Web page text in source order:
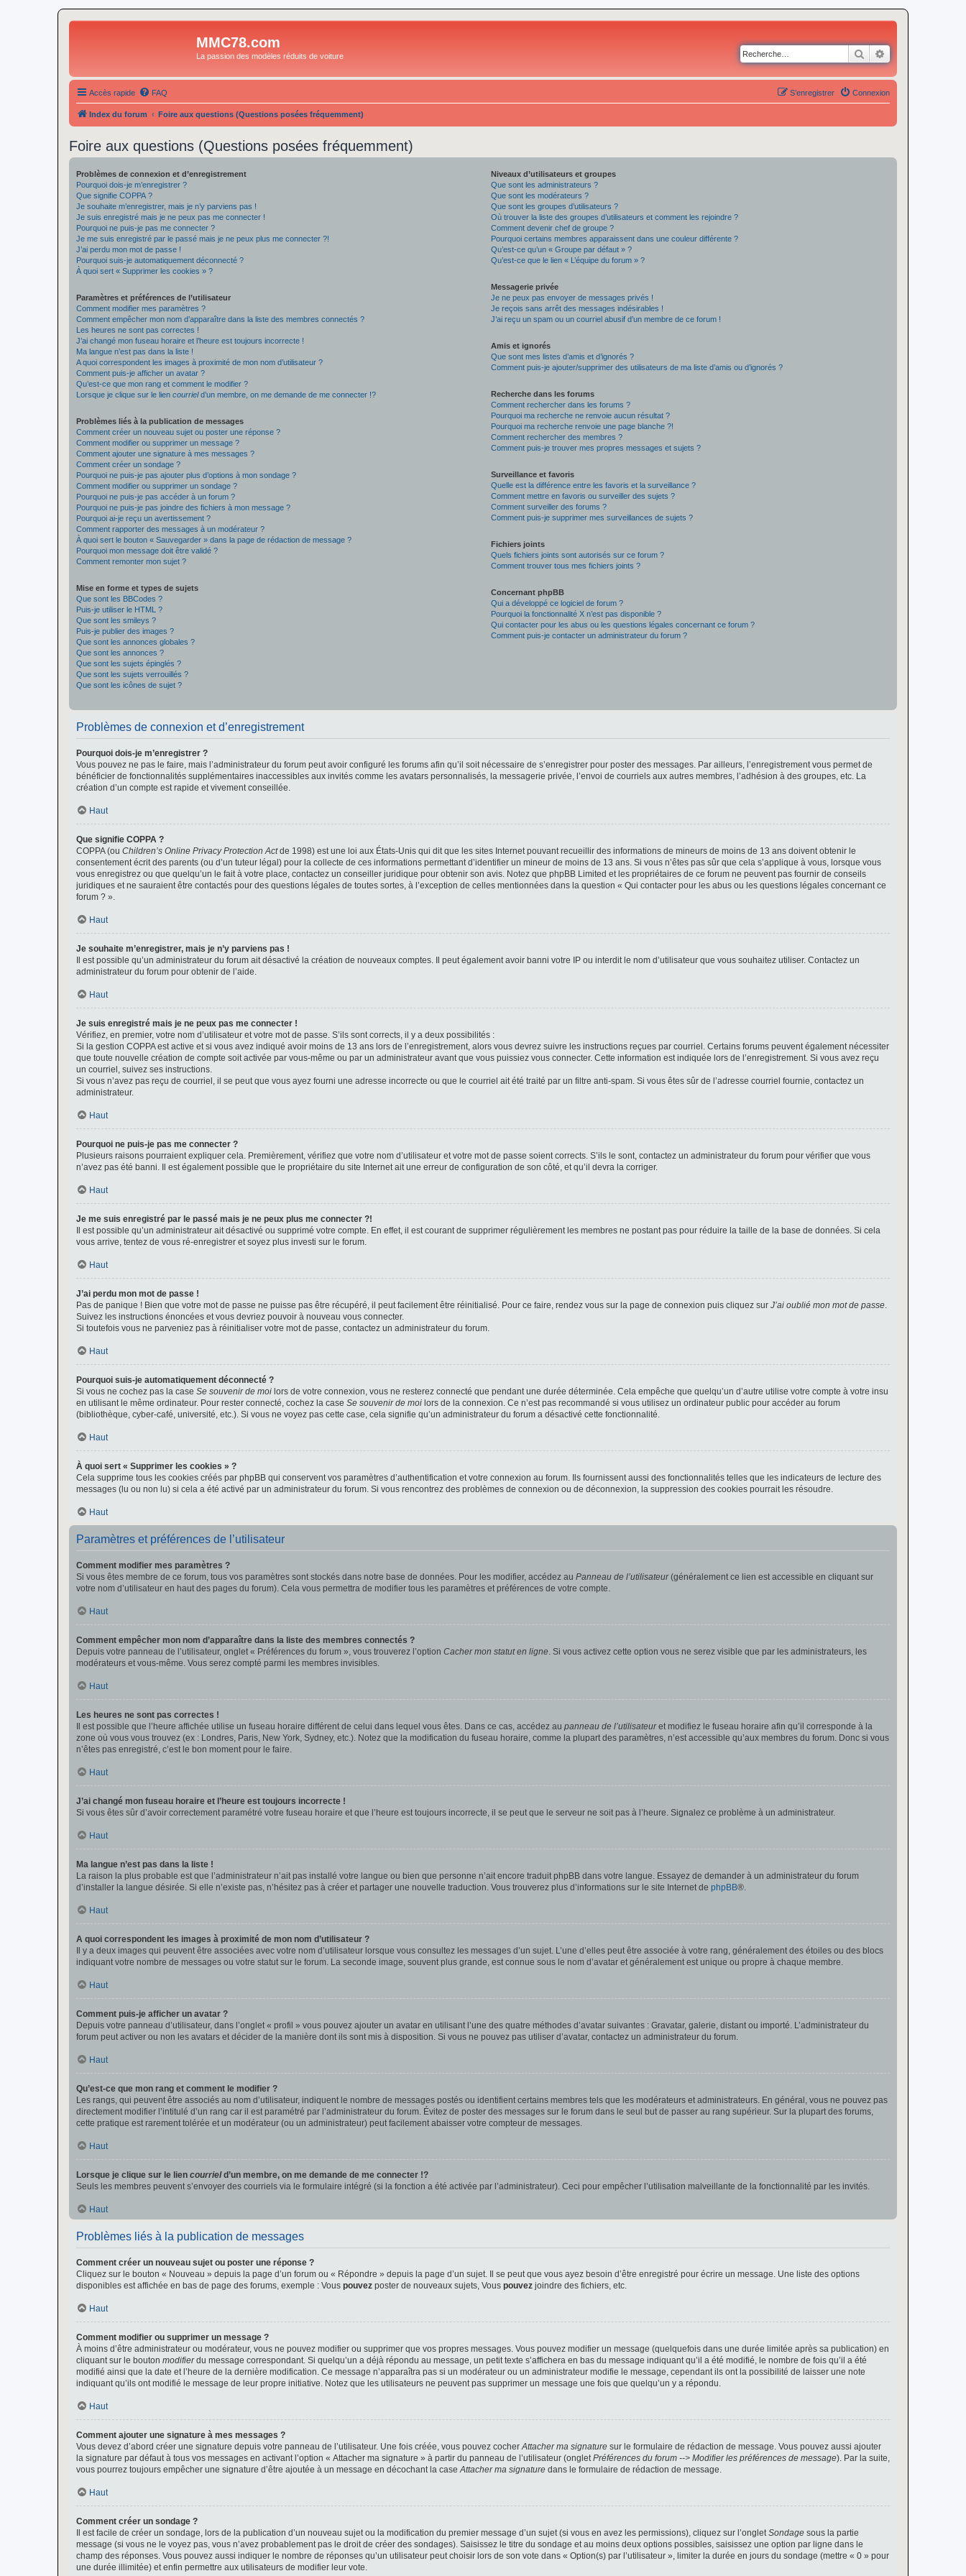
MMC78.com
La passion des modèles réduits de voiture Rechercher
Accès rapide FAQ Connexion
S’enregistrer
Index du forum Foire aux questions (Questions posées fréquemment)
Foire aux questions (Questions posées fréquemment)
Problèmes de connexion et d’enregistrement
Pourquoi dois-je m’enregistrer ?
Que signifie COPPA ?
Je souhaite m’enregistrer, mais je n’y parviens pas !
Je suis enregistré mais je ne peux pas me connecter !
Pourquoi ne puis-je pas me connecter ?
Je me suis enregistré par le passé mais je ne peux plus me connecter ?!
J’ai perdu mon mot de passe !
Pourquoi suis-je automatiquement déconnecté ?
À quoi sert « Supprimer les cookies » ?
Paramètres et préférences de l’utilisateur
Comment modifier mes paramètres ?
Comment empêcher mon nom d’apparaître dans la liste des membres connectés ?
Les heures ne sont pas correctes !
J’ai changé mon fuseau horaire et l’heure est toujours incorrecte !
Ma langue n’est pas dans la liste !
A quoi correspondent les images à proximité de mon nom d’utilisateur ?
Comment puis-je afficher un avatar ?
Qu’est-ce que mon rang et comment le modifier ?
Lorsque je clique sur le lien courrield’un membre, on me demande de me connecter !?
Problèmes liés à la publication de messages
Comment créer un nouveau sujet ou poster une réponse ?
Comment modifier ou supprimer un message ?
Comment ajouter une signature à mes messages ?
Comment créer un sondage ?
Pourquoi ne puis-je pas ajouter plus d’options à mon sondage ?
Comment modifier ou supprimer un sondage ?
Pourquoi ne puis-je pas accéder à un forum ?
Pourquoi ne puis-je pas joindre des fichiers à mon message ?
Pourquoi ai-je reçu un avertissement ?
Comment rapporter des messages à un modérateur ?
À quoi sert le bouton « Sauvegarder » dans la page de rédaction de message ?
Pourquoi mon message doit être validé ?
Comment remonter mon sujet ?
Mise en forme et types de sujets
Que sont les BBCodes ?
Puis-je utiliser le HTML ?
Que sont les smileys ?
Puis-je publier des images ?
Que sont les annonces globales ?
Que sont les annonces ?
Que sont les sujets épinglés ?
Que sont les sujets verrouillés ?
Que sont les icônes de sujet ?
Niveaux d’utilisateurs et groupes
Que sont les administrateurs ?
Que sont les modérateurs ?
Que sont les groupes d’utilisateurs ?
Où trouver la liste des groupes d’utilisateurs et comment les rejoindre ?
Comment devenir chef de groupe ?
Pourquoi certains membres apparaissent dans une couleur différente ?
Qu’est-ce qu’un « Groupe par défaut » ?
Qu’est-ce que le lien « L’équipe du forum » ?
Messagerie privée
Je ne peux pas envoyer de messages privés !
Je reçois sans arrêt des messages indésirables !
J’ai reçu un spam ou un courriel abusif d’un membre de ce forum !
Amis et ignorés
Que sont mes listes d’amis et d’ignorés ?
Comment puis-je ajouter/supprimer des utilisateurs de ma liste d’amis ou d’ignorés ?
Recherche dans les forums
Comment rechercher dans les forums ?
Pourquoi ma recherche ne renvoie aucun résultat ?
Pourquoi ma recherche renvoie une page blanche ?!
Comment rechercher des membres ?
Comment puis-je trouver mes propres messages et sujets ?
Surveillance et favoris
Quelle est la différence entre les favoris et la surveillance ?
Comment mettre en favoris ou surveiller des sujets ?
Comment surveiller des forums ?
Comment puis-je supprimer mes surveillances de sujets ?
Fichiers joints
Quels fichiers joints sont autorisés sur ce forum ?
Comment trouver tous mes fichiers joints ?
Concernant phpBB
Qui a développé ce logiciel de forum ?
Pourquoi la fonctionnalité X n’est pas disponible ?
Qui contacter pour les abus ou les questions légales concernant ce forum ?
Comment puis-je contacter un administrateur du forum ?
Problèmes de connexion et d’enregistrement
Pourquoi dois-je m’enregistrer ?
Vous pouvez ne pas le faire, mais l’administrateur du forum peut avoir configuré les forums afin qu’il soit nécessaire de s’enregistrer pour poster des messages. Par ailleurs, l’enregistrement vous permet de
bénéficier de fonctionnalités supplémentaires inaccessibles aux invités comme les avatars personnalisés, la messagerie privée, l’envoi de courriels aux autres membres, l’adhésion à des groupes, etc. La
création d’un compte est rapide et vivement conseillée.
Haut
Que signifie COPPA ?
COPPA (ou Children’s Online Privacy Protection Actde 1998) est une loi aux États-Unis qui dit que les sites Internet pouvant recueillir des informations de mineurs de moins de 13 ans doivent obtenir le
consentement écrit des parents (ou d’un tuteur légal) pour la collecte de ces informations permettant d’identifier un mineur de moins de 13 ans. Si vous n’êtes pas sûr que cela s’applique à vous, lorsque vous
vous enregistrez ou que quelqu’un le fait à votre place, contactez un conseiller juridique pour obtenir son avis. Notez que phpBB Limited et les propriétaires de ce forum ne peuvent pas fournir de conseils
juridiques et ne sauraient être contactés pour des questions légales de toutes sortes, à l’exception de celles mentionnées dans la question « Qui contacter pour les abus ou les questions légales concernant ce
forum ? ».
Haut
Je souhaite m’enregistrer, mais je n’y parviens pas !
Il est possible qu’un administrateur du forum ait désactivé la création de nouveaux comptes. Il peut également avoir banni votre IP ou interdit le nom d’utilisateur que vous souhaitez utiliser. Contactez un
administrateur du forum pour obtenir de l’aide.
Haut
Je suis enregistré mais je ne peux pas me connecter !
Vérifiez, en premier, votre nom d’utilisateur et votre mot de passe. S’ils sont corrects, il y a deux possibilités :
Si la gestion COPPA est active et si vous avez indiqué avoir moins de 13 ans lors de l’enregistrement, alors vous devrez suivre les instructions reçues par courriel. Certains forums peuvent également nécessiter
que toute nouvelle création de compte soit activée par vous-même ou par un administrateur avant que vous puissiez vous connecter. Cette information est indiquée lors de l’enregistrement. Si vous avez reçu
un courriel, suivez ses instructions.
Si vous n’avez pas reçu de courriel, il se peut que vous ayez fourni une adresse incorrecte ou que le courriel ait été traité par un filtre anti-spam. Si vous êtes sûr de l’adresse courriel fournie, contactez un
administrateur.
Haut
Pourquoi ne puis-je pas me connecter ?
Plusieurs raisons pourraient expliquer cela. Premièrement, vérifiez que votre nom d’utilisateur et votre mot de passe soient corrects. S’ils le sont, contactez un administrateur du forum pour vérifier que vous
n’avez pas été banni. Il est également possible que le propriétaire du site Internet ait une erreur de configuration de son côté, et qu’il devra la corriger.
Haut
Je me suis enregistré par le passé mais je ne peux plus me connecter ?!
Il est possible qu’un administrateur ait désactivé ou supprimé votre compte. En effet, il est courant de supprimer régulièrement les membres ne postant pas pour réduire la taille de la base de données. Si cela
vous arrive, tentez de vous ré-enregistrer et soyez plus investi sur le forum.
Haut
J’ai perdu mon mot de passe !
Pas de panique ! Bien que votre mot de passe ne puisse pas être récupéré, il peut facilement être réinitialisé. Pour ce faire, rendez vous sur la page de connexion puis cliquez sur J’ai oublié mon mot de passe
Suivez les instructions énoncées et vous devriez pouvoir à nouveau vous connecter.
Si toutefois vous ne parveniez pas à réinitialiser votre mot de passe, contactez un administrateur du forum.
Haut
Pourquoi suis-je automatiquement déconnecté ?
Si vous ne cochez pas la case Se souvenir de moi lors de votre connexion, vous ne resterez connecté que pendant une durée déterminée. Cela empêche que quelqu’un d’autre utilise votre compte à votre insu
en utilisant le même ordinateur. Pour rester connecté, cochez la case Se souvenir de moi lors de la connexion. Ce n’est pas recommandé si vous utilisez un ordinateur public pour accéder au forum
(bibliothèque, cyber-café, université, etc.). Si vous ne voyez pas cette case, cela signifie qu’un administrateur du forum a désactivé cette fonctionnalité.
Haut
À quoi sert « Supprimer les cookies » ?
Cela supprime tous les cookies créés par phpBB qui conservent vos paramètres d’authentification et votre connexion au forum. Ils fournissent aussi des fonctionnalités telles que les indicateurs de lecture des
messages (lu ou non lu) si cela a été activé par un administrateur du forum. Si vous rencontrez des problèmes de connexion ou de déconnexion, la suppression des cookies pourrait les résoudre.
Haut
Paramètres et préférences de l’utilisateur
Comment modifier mes paramètres ?
Si vous êtes membre de ce forum, tous vos paramètres sont stockés dans notre base de données. Pour les modifier, accédez au Panneau de l’utilisateur(généralement ce lien est accessible en cliquant sur
votre nom d’utilisateur en haut des pages du forum). Cela vous permettra de modifier tous les paramètres et préférences de votre compte.
Haut
Comment empêcher mon nom d’apparaître dans la liste des membres connectés ?
Depuis votre panneau de l’utilisateur, onglet « Préférences du forum », vous trouverez l’option Cacher mon statut en ligne . Si vous activez cette option vous ne serez visible que par les administrateurs, les
modérateurs et vous-même. Vous serez compté parmi les membres invisibles.
Haut
Les heures ne sont pas correctes !
Il est possible que l’heure affichée utilise un fuseau horaire différent de celui dans lequel vous êtes. Dans ce cas, accédez au panneau de l’utilisateuret modifiez le fuseau horaire afin qu’il corresponde à la
zone où vous vous trouvez (ex : Londres, Paris, New York, Sydney, etc.). Notez que la modification du fuseau horaire, comme la plupart des paramètres, n’est accessible qu’aux membres du forum. Donc si vous
n’êtes pas enregistré, c’est le bon moment pour le faire.
Haut
J’ai changé mon fuseau horaire et l’heure est toujours incorrecte !
Si vous êtes sûr d’avoir correctement paramétré votre fuseau horaire et que l’heure est toujours incorrecte, il se peut que le serveur ne soit pas à l’heure. Signalez ce problème à un administrateur.
Haut
Ma langue n’est pas dans la liste !
La raison la plus probable est que l’administrateur n’ait pas installé votre langue ou bien que personne n’ait encore traduit phpBB dans votre langue. Essayez de demander à un administrateur du forum
d’installer la langue désirée. Si elle n’existe pas, n’hésitez pas à créer et partager une nouvelle traduction. Vous trouverez plus d’informations sur le site Internet de phpBB®.
Haut
A quoi correspondent les images à proximité de mon nom d’utilisateur ?
Il y a deux images qui peuvent être associées avec votre nom d’utilisateur lorsque vous consultez les messages d’un sujet. L’une d’elles peut être associée à votre rang, généralement des étoiles ou des blocs
indiquant votre nombre de messages ou votre statut sur le forum. La seconde image, souvent plus grande, est connue sous le nom d’avatar et généralement est unique ou propre à chaque membre.
Haut
Comment puis-je afficher un avatar ?
Depuis votre panneau d’utilisateur, dans l’onglet « profil » vous pouvez ajouter un avatar en utilisant l’une des quatre méthodes d’avatar suivantes : Gravatar, galerie, distant ou importé. L’administrateur du
forum peut activer ou non les avatars et décider de la manière dont ils sont mis à disposition. Si vous ne pouvez pas utiliser d’avatar, contactez un administrateur du forum.
Haut
Qu’est-ce que mon rang et comment le modifier ?
Les rangs, qui peuvent être associés au nom d’utilisateur, indiquent le nombre de messages postés ou identifient certains membres tels que les modérateurs et administrateurs. En général, vous ne pouvez pas
directement modifier l’intitulé d’un rang car il est paramétré par l’administrateur du forum. Évitez de poster des messages sur le forum dans le seul but de passer au rang supérieur. Sur la plupart des forums,
cette pratique est rarement tolérée et un modérateur (ou un administrateur) peut facilement abaisser votre compteur de messages.
Haut
Lorsque je clique sur le lien courrield’un membre, on me demande de me connecter !?
Seuls les membres peuvent s’envoyer des courriels via le formulaire intégré (si la fonction a été activée par l’administrateur). Ceci pour empêcher l’utilisation malveillante de la fonctionnalité par les invités.
Haut
Problèmes liés à la publication de messages
Comment créer un nouveau sujet ou poster une réponse ?
Cliquez sur le bouton « Nouveau » depuis la page d’un forum ou « Répondre » depuis la page d’un sujet. Il se peut que vous ayez besoin d’être enregistré pour écrire un message. Une liste des options
disponibles est affichée en bas de page des forums, exemple : Vous pouvez poster de nouveaux sujets, Vous pouvez joindre des fichiers, etc.
Haut
Comment modifier ou supprimer un message ?
À moins d’être administrateur ou modérateur, vous ne pouvez modifier ou supprimer que vos propres messages. Vous pouvez modifier un message (quelquefois dans une durée limitée après sa publication) en
cliquant sur le bouton modifierdu message correspondant. Si quelqu’un a déjà répondu au message, un petit texte s’affichera en bas du message indiquant qu’il a été modifié, le nombre de fois qu’il a été
modifié ainsi que la date et l’heure de la dernière modification. Ce message n’apparaîtra pas si un modérateur ou un administrateur modifie le message, cependant ils ont la possibilité de laisser une note
indiquant qu’ils ont modifié le message de leur propre initiative. Notez que les utilisateurs ne peuvent pas supprimer un message une fois que quelqu’un y a répondu.
Haut
Comment ajouter une signature à mes messages ?
Vous devez d’abord créer une signature depuis votre panneau de l’utilisateur. Une fois créée, vous pouvez cocher Attacher ma signature sur le formulaire de rédaction de message. Vous pouvez aussi ajouter
la signature par défaut à tous vos messages en activant l’option « Attacher ma signature » à partir du panneau de l’utilisateur (onglet Préférences du forum --> Modifier les préférences de message). Par la suite,
vous pourrez toujours empêcher une signature d’être ajoutée à un message en décochant la case Attacher ma signature dans le formulaire de rédaction de message.
Haut
Comment créer un sondage ?
Il est facile de créer un sondage, lors de la publication d’un nouveau sujet ou la modification du premier message d’un sujet (si vous en avez les permissions), cliquez sur l’onglet Sondage sous la partie
message (si vous ne le voyez pas, vous n’avez probablement pas le droit de créer des sondages). Saisissez le titre du sondage et au moins deux options possibles, saisissez une option par ligne dans le
champ des réponses. Vous pouvez aussi indiquer le nombre de réponses qu’un utilisateur peut choisir lors de son vote dans « Option(s) par l’utilisateur », limiter la durée en jours du sondage (mettre « 0 » pour
une durée illimitée) et enfin permettre aux utilisateurs de modifier leur vote.